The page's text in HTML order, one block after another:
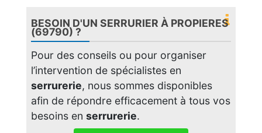
BESOIN D'UN SERRURIER À PROPIERES
(69790) ?
Pour des conseils ou pour organiser
l’intervention de spécialistes en
serrurerie, nous sommes disponibles
afin de répondre efficacement à tous vos
besoins en serrurerie.